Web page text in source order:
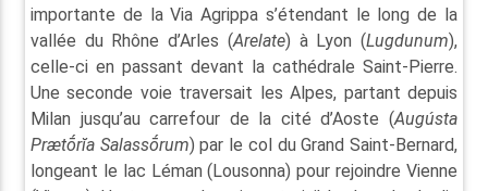
importante de la Via Agrippa s’étendant le long de la
vallée du Rhône d’Arles (Arelate) à Lyon (Lugdunum),
celle-ci en passant devant la cathédrale Saint-Pierre.
Une seconde voie traversait les Alpes, partant depuis
Milan jusqu’au carrefour de la cité d’Aoste (Augústa
Prætṓrĭa Salassṓrum) par le col du Grand Saint-Bernard,
longeant le lac Léman (Lousonna) pour rejoindre Vienne